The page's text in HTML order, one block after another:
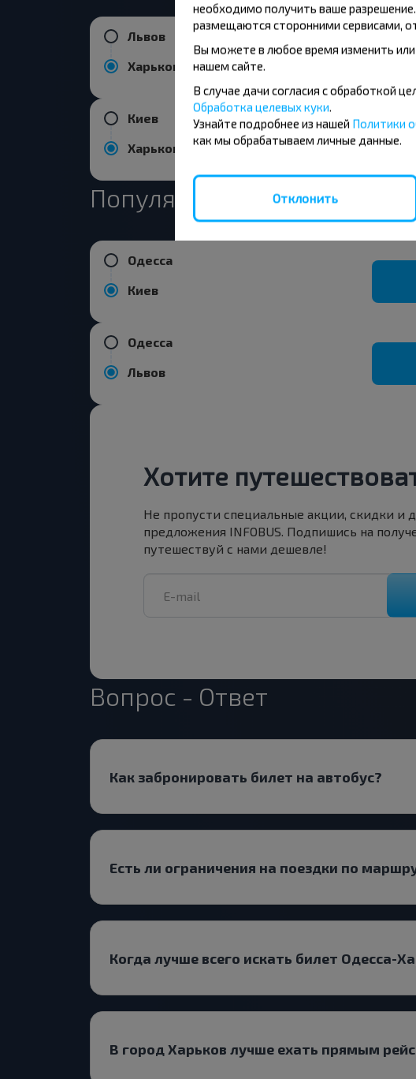
Львов
Харьков
Киев
Харьков
Популярные направления
Одесса
Киев
Одесса
Львов
Хотите
Не пропусти специальные акции, скидки и
предложения INFOBUS. Подпишись на
путешествуй с нами дешевле!
Вопрос - Ответ
Как забронировать билет на автобус?
Есть ли ограничения на поездки по
Когда лучше всего искать билет Одесса-
В город Харьков лучше ехать прямым
необходимо получить ваше
размещаются сторонними сервисами,
Вы можете в любое время изменить или
нашем сайте.
В случае дачи согласия с обработкой
Обработка целевых куки.
Узнайте подробнее из нашей Политики
как мы обрабатываем личные данные.
Отклонить